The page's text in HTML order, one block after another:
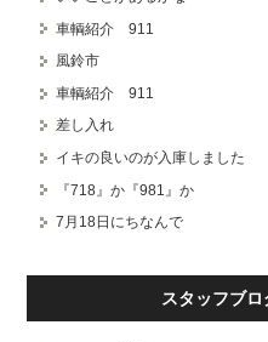
車輌紹介 911
風鈴市
車輌紹介 911
差し入れ
イキの良いのが入庫しました
『718』か『981』か
7月18日にちなんで
スタッフブ